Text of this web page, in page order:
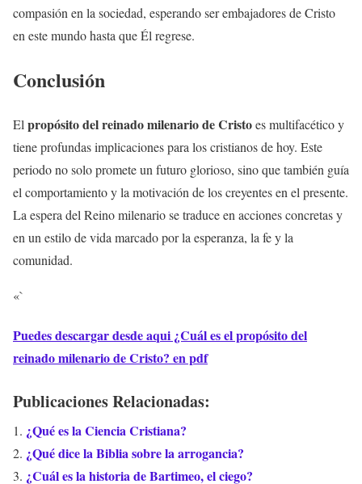
compasión en la sociedad, esperando ser embajadores de Cristo
en este mundo hasta que Él regrese.
Conclusión
El propósito del reinado milenario de Cristoes multifacético y
tiene profundas implicaciones para los cristianos de hoy. Este
periodo no solo promete un futuro glorioso, sino que también guía
el comportamiento y la motivación de los creyentes en el presente.
La espera del Reino milenario se traduce en acciones concretas y
en un estilo de vida marcado por la esperanza, la fe y la
comunidad.
«`
Puedes descargar desde aqui ¿Cuál es el propósito del
reinado milenario de Cristo? en pdf
Publicaciones Relacionadas:
¿Qué es la Ciencia Cristiana?
¿Qué dice la Biblia sobre la arrogancia?
¿Cuál es la historia de Bartimeo, el ciego?